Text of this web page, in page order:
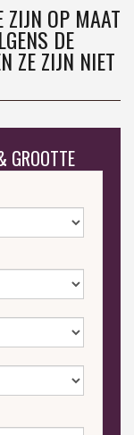
ZIJN OP MAAT
DE
ZE ZIJN NIET
GROOTTE